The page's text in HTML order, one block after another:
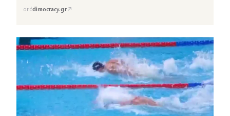
απόdimocracy.gr↗